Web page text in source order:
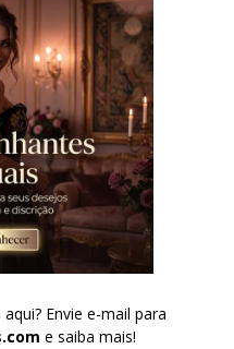
Envie e-mail para
e saiba mais!